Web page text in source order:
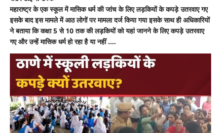
जांच
के
लिए
छात्राओं
के
उतरवाए
,
हिरासत
में
महाराष्ट्र के एक स्कूल में मासिक धर्म की जांच के लिए लड़कियों के कपड़े उतरवाए गए
इसके बाद इस मामले में आठ लोगों पर मामला दर्ज किया गया इसके साथ ही अधिकारियों
ने बताया कि कक्षा 5 से 10 तक की लड़कियों को यहां जानने के लिए कपड़े उतरवाए
गए और उन्हें मासिक धर्म हो रहा है या नहीं ….